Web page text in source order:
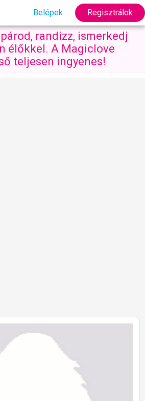
Belépek Regisztrálok
randizz, ismerkedj
élőkkel. A Magiclove
teljesen ingyenes!